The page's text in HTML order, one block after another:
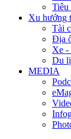
Tiêu
Xu hướng
Tài
Địa
Xe -
Du
MEDIA